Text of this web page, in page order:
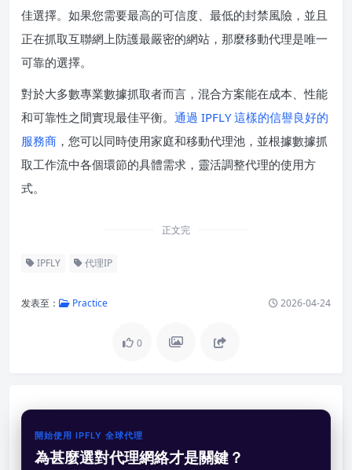
佳選擇。如果您需要最高的可信度、最低的封禁風險，並且
正在抓取互聯網上防護最嚴密的網站，那麼移動代理是唯一
可靠的選擇。
對於大多數專業數據抓取者而言，混合方案能在成本、性能
和可靠性之間實現最佳平衡。 通過 IPFLY 這樣的信譽良好的
服務商 ，您可以同時使用家庭和移動代理池，並根據數據抓
取工作流中各個環節的具體需求，靈活調整代理的使用方
式。
正文完
IPFLY 代理IP
发表至： Practice 2026-04-24
0
開始使用 IPFLY 全球代理
為甚麼選對代理網絡才是關鍵？